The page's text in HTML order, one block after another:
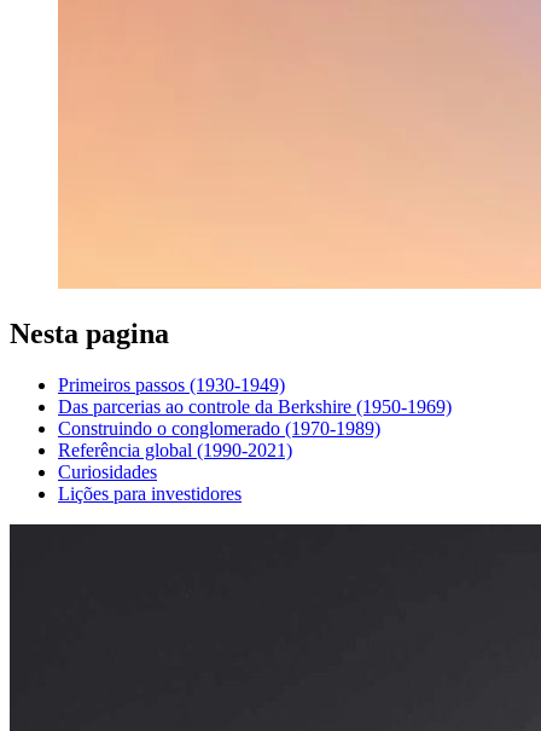
Nesta pagina
Primeiros passos (1930-1949)
Das parcerias ao controle da Berkshire (1950-1969)
Construindo o conglomerado (1970-1989)
Referência global (1990-2021)
Curiosidades
Lições para investidores